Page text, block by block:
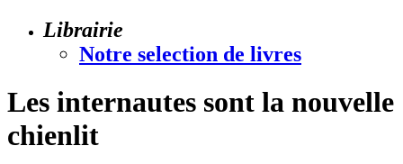
Librairie
Notre selection de livres
Les internautes sont la nouvelle
chienlit